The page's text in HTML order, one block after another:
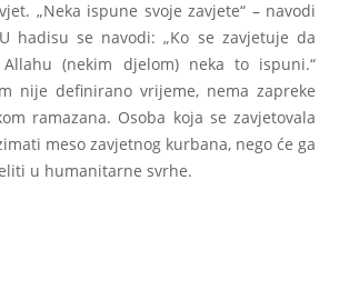
„Neka ispune svoje zavjete“ – navodi
hadisu se navodi: „Ko se zavjetuje da
(nekim djelom) neka to ispuni.“
nije definirano vrijeme, nema zapreke
ramazana. Osoba koja se zavjetovala
meso zavjetnog kurbana, nego će ga
u humanitarne svrhe.